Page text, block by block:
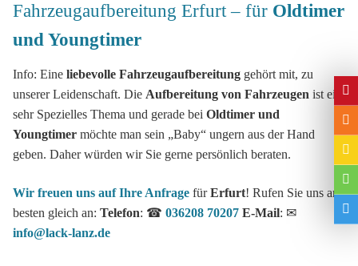
Fahrzeugaufbereitung Erfurt – für Oldtimer
und Youngtimer
Info: Eine liebevolle Fahrzeugaufbereitung gehört mit, zu
unserer Leidenschaft. Die Aufbereitung von Fahrzeugen ist ein
sehr Spezielles Thema und gerade bei Oldtimer und
Youngtimer möchte man sein „Baby“ ungern aus der Hand
geben. Daher würden wir Sie gerne persönlich beraten.
Wir freuen uns auf Ihre Anfrage fürErfurt! Rufen Sie uns am
besten gleich an: Telefon: ☎ 036208 70207 E-Mail: ✉
info@lack-lanz.de